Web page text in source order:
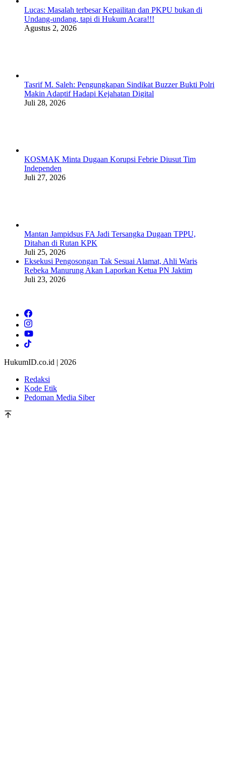
Lucas: Masalah terbesar Kepailitan dan PKPU bukan di
Undang-undang, tapi di Hukum Acara!!!
Agustus 2, 2026
Tasrif M. Saleh: Pengungkapan Sindikat Buzzer Bukti Polri
Makin Adaptif Hadapi Kejahatan Digital
Juli 28, 2026
KOSMAK Minta Dugaan Korupsi Febrie Diusut Tim
Independen
Juli 27, 2026
Mantan Jampidsus FA Jadi Tersangka Dugaan TPPU,
Ditahan di Rutan KPK
Juli 25, 2026
Eksekusi Pengosongan Tak Sesuai Alamat, Ahli Waris
Rebeka Manurung Akan Laporkan Ketua PN Jaktim
Juli 23, 2026
HukumID.co.id | 2026
Redaksi
Kode Etik
Pedoman Media Siber